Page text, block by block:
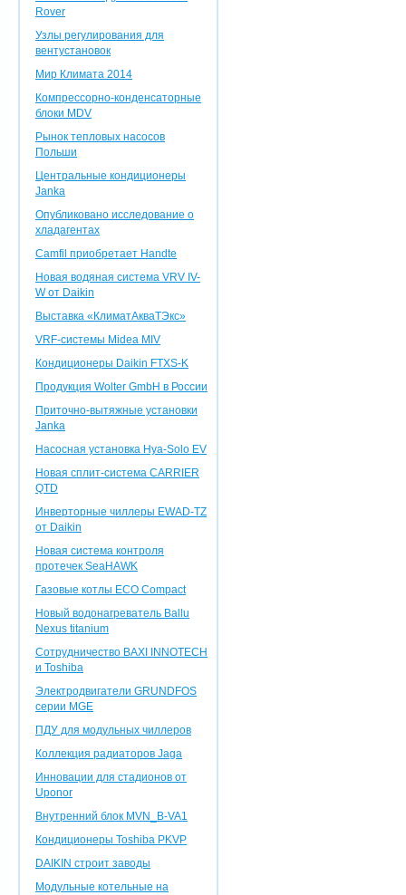
Rover
Узлы регулирования для
вентустановок
Мир Климата 2014
Компрессорно-конденсаторные
блоки MDV
Рынок тепловых насосов
Польши
Центральные кондиционеры
Janka
Опубликовано исследование о
хладагентах
Camfil приобретает Handte
Новая водяная система VRV IV-
W от Daikin
Выставка «КлиматАкваТЭкс»
VRF-системы Midea MIV
Кондиционеры Daikin FTXS-K
Продукция Wolter GmbH в России
Приточно-вытяжные установки
Janka
Насосная установка Hya-Solo EV
Новая сплит-система CARRIER
QTD
Инверторные чиллеры EWAD-TZ
от Daikin
Новая система контроля
протечек SeaHAWK
Газовые котлы ECO Compact
Новый водонагреватель Ballu
Nexus titanium
Сотрудничество BAXI INNOTEСH
и Toshiba
Электродвигатели GRUNDFOS
серии MGE
ПДУ для модульных чиллеров
Коллекция радиаторов Jaga
Инновации для стадионов от
Uponor
Внутренний блок MVN_B-VA1
Кондиционеры Toshiba PKVP
DAIKIN строит заводы
Модульные котельные на